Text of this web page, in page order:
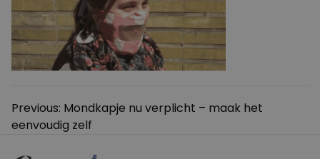
Bericht
navigatie
Previous: Mondkapje nu verplicht – maak het
eenvoudig zelf